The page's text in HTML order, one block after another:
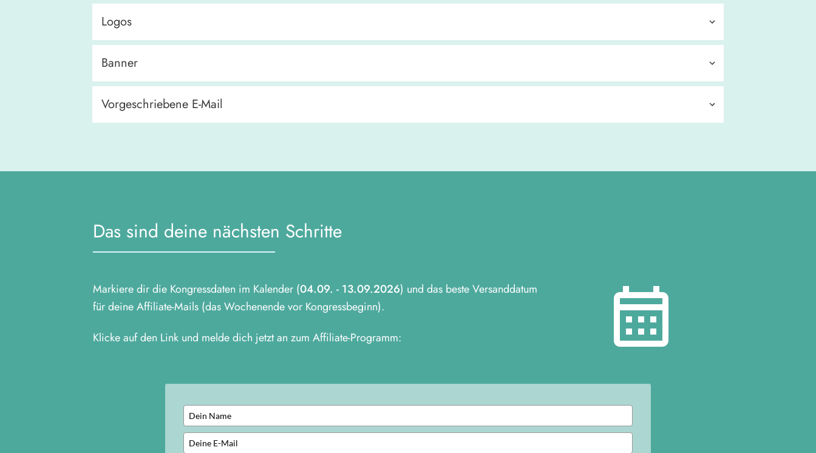
Logos
Banner
Vorgeschriebene E-Mail
Das sind deine nächsten Schritte
Markiere dir die Kongressdaten im Kalender (04.09. - 13.09.2026) und das beste Versanddatum
für deine Affiliate-Mails (das Wochenende vor Kongressbeginn).
Klicke auf den Link und melde dich jetzt an zum Affiliate-Programm: